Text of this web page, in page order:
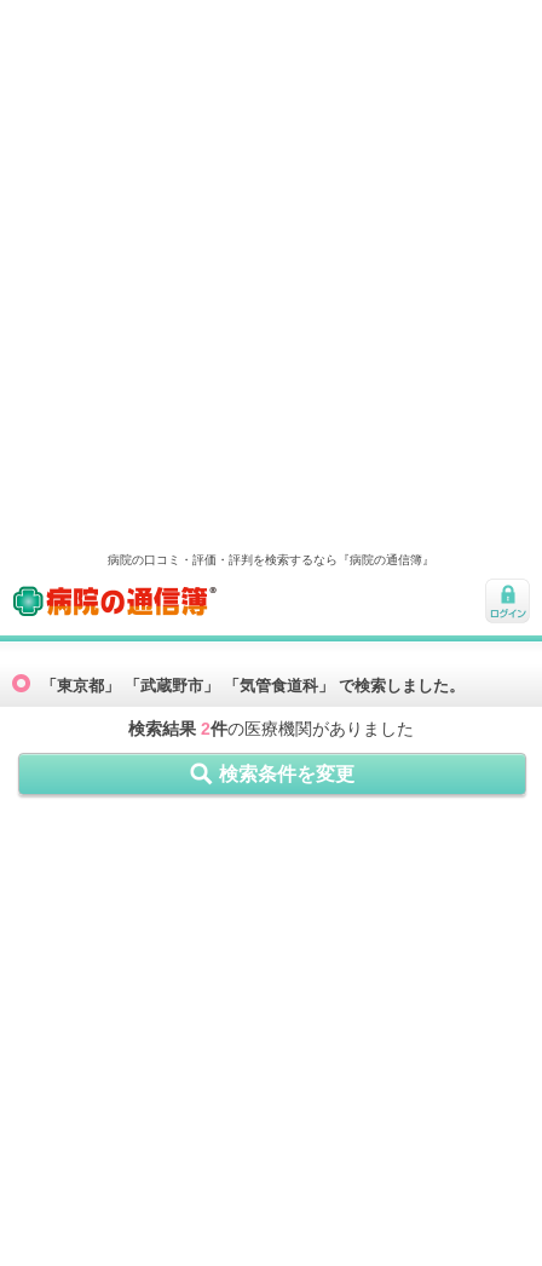
病院の口コミ・評価・評判を検索するなら『病院の通信簿』
病院の通信簿
ログ
「東京都」 「武蔵野市」 「気管食道科」 で検索しました。
検索結果 2件の医療機関がありました
検索条件を変更